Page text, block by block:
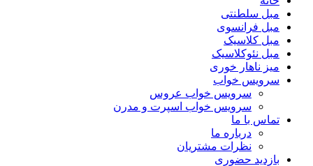
مبل سلطنتی
مبل فرانسوی
مبل کلاسیک
مبل نئوکلاسیک
میز ناهار خوری
سرویس خواب
سرویس خواب عروس
سرویس خواب اسپرت و مدرن
تماس با ما
درباره ما
نظرات مشتریان
بازدید حضوری